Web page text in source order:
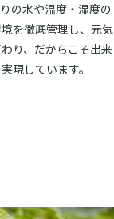
の水や温度・湿度の
を徹底管理し、元気
り、だからこそ出来
現しています。